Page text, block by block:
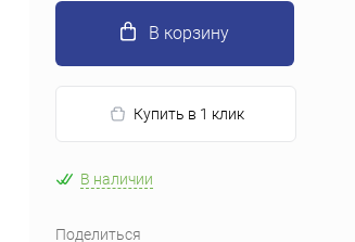
В корзину
Купить в 1 клик
В наличии
Поделиться